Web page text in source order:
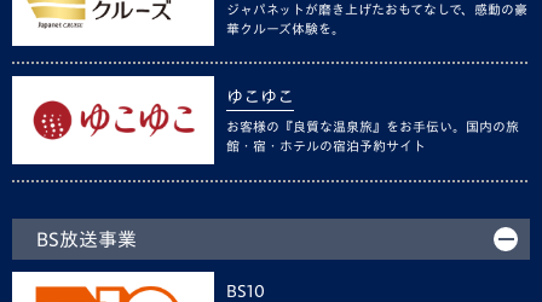
ジャパネットが磨き上げたおもてなしで、感動の豪
華クルーズ体験を。
ゆこゆこ
お客様の『良質な温泉旅』をお手伝い。国内の旅
館・宿・ホテルの宿泊予約サイト
BS放送事業
BS10